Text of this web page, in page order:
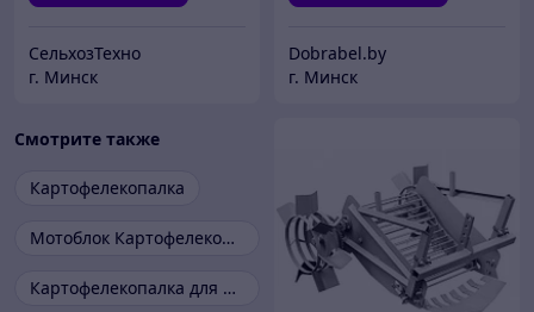
СельхозТехно
г. Минск
Dobrabel.by
г. Минск
Смотрите также
Картофелекопалка
Мотоблок Картофелекопалка
Картофелекопалка для минитрактора